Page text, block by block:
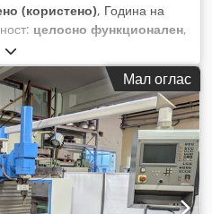
(користено), Година на
целосно функционален,
Мал оглас